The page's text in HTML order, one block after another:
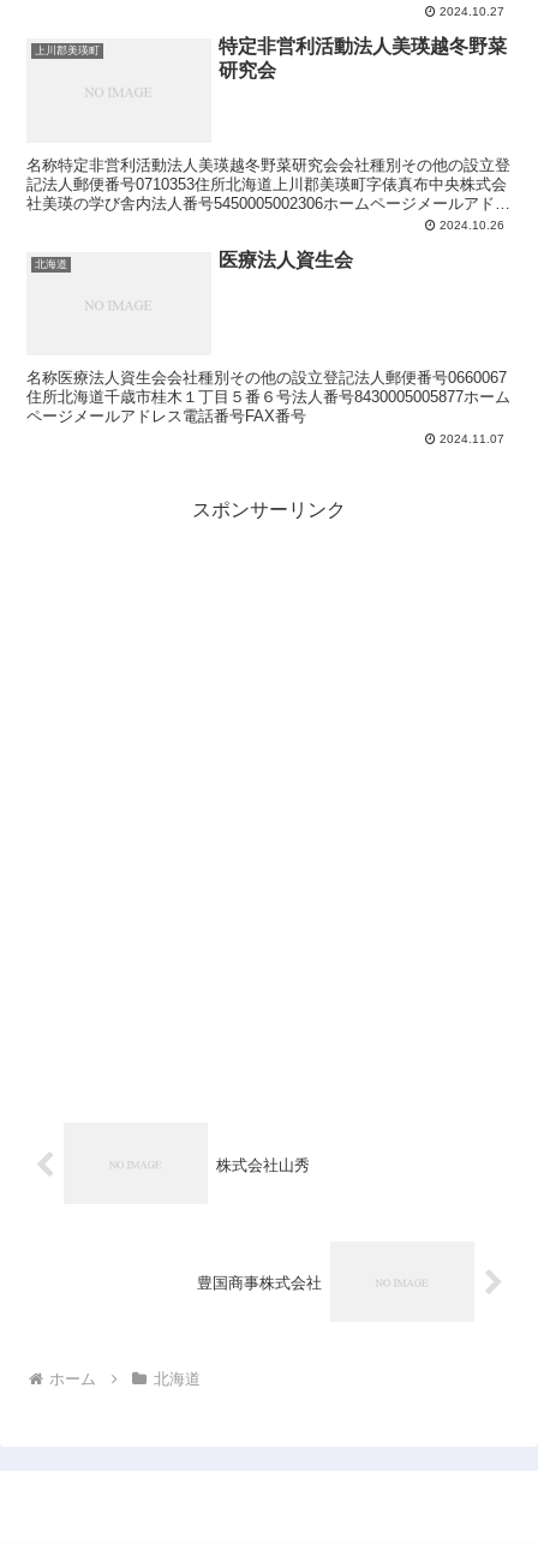
2024.10.27
上川郡美瑛町
特定非営利活動法人美瑛越冬野菜
研究会
名称特定非営利活動法人美瑛越冬野菜研究会会社種別その他の設立登
記法人郵便番号0710353住所北海道上川郡美瑛町字俵真布中央株式会
社美瑛の学び舎内法人番号5450005002306ホームページメールアドレ
2024.10.26
北海道 医療法人資生会
名称医療法人資生会会社種別その他の設立登記法人郵便番号0660067
住所北海道千歳市桂木１丁目５番６号法人番号8430005005877ホーム
ページメールアドレス電話番号FAX番号
2024.11.07
スポンサーリンク
株式会社山秀
豊国商事株式会社
ホーム 北海道